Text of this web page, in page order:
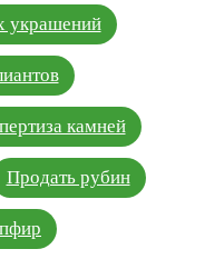
украшений
камней
Продать рубин